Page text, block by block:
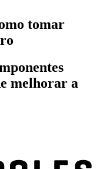
tomar
melhorar a